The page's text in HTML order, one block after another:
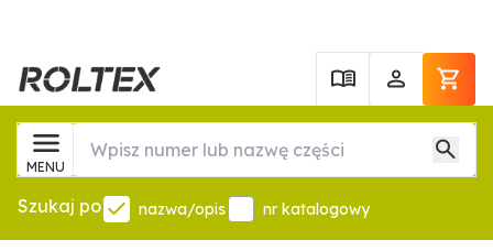
MENU
Szukaj po nazwa/opis nr katalogowy